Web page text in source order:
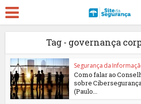
Tag - governança
Segurança da
Como falar ao
sobre
(Paulo...